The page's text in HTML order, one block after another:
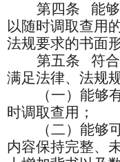
第四条
能
以随时调取查用
法规要求的书面形
第五条
符
满足法律、法规
（一）能够
时调取查用；
（二）能够
内容保持完整、